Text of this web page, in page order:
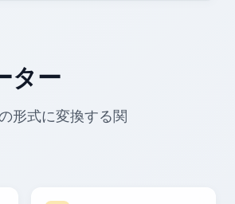
ター
形式に変換する関